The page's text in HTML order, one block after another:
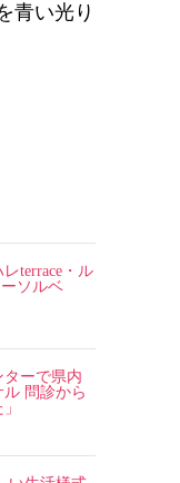
青い光り
terrace・ル
ソルベ
ターで県内
問診から